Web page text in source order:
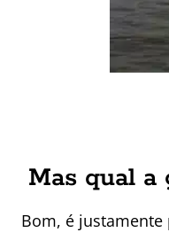
Mas qual a
Bom, é